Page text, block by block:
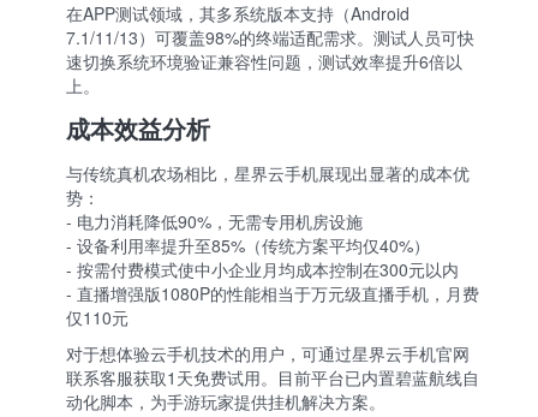
在APP测试领域，其多系统版本支持（Android
7.1/11/13）可覆盖98%的终端适配需求。测试人员可快
速切换系统环境验证兼容性问题，测试效率提升6倍以
上。
成本效益分析
与传统真机农场相比，星界云手机展现出显著的成本优
势：
- 电力消耗降低90%，无需专用机房设施
- 设备利用率提升至85%（传统方案平均仅40%）
- 按需付费模式使中小企业月均成本控制在300元以内
- 直播增强版1080P的性能相当于万元级直播手机，月费
仅110元
对于想体验云手机技术的用户，可通过星界云手机官网
联系客服获取1天免费试用。目前平台已内置碧蓝航线自
动化脚本，为手游玩家提供挂机解决方案。